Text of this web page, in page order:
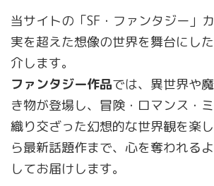
当サイトの「SF・ファンタジー」
実を超えた想像の世界を舞台にし
介します。
ファンタジー作品では、異世界や
き物が登場し、冒険・ロマンス・
織り交ざった幻想的な世界観を楽
ら最新話題作まで、心を奪われる
してお届けします。